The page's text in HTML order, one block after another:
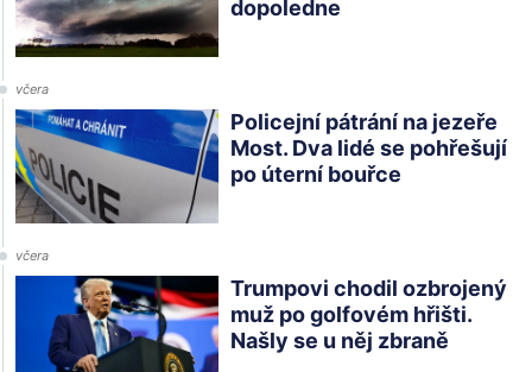
dopoledne
včera
Policejní pátrání na jezeře
Most. Dva lidé se pohřešují
po úterní bouřce
včera
Trumpovi chodil ozbrojený
muž po golfovém hřišti.
Našly se u něj zbraně